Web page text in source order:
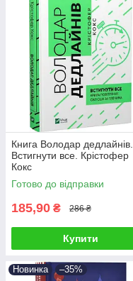
Книга Володар дедлайнів.
Встигнути все. Крістофер
Кокс
Готово до відправки
185,90 ₴ 286 ₴
Купити
Новинка –35%